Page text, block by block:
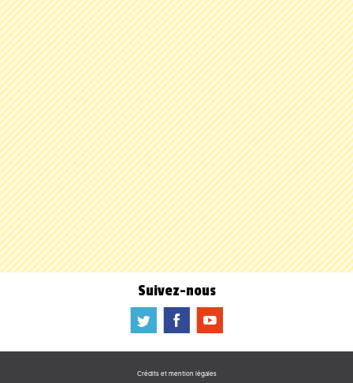
Suivez-nous
a b f
Crédits et mention légales